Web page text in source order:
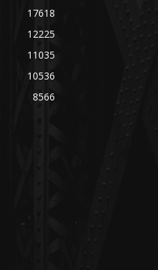
17618
12225
11035
10536
8566